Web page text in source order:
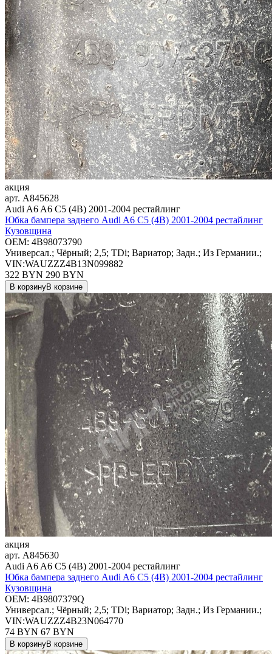
акция
арт. A845628
Audi A6 A6 C5 (4B) 2001-2004 рестайлинг
Юбка бампера заднего Audi A6 C5 (4B) 2001-2004 рестайлинг
Кузовщина
OEM: 4B98073790
Универсал.; Чёрный; 2,5; TDi; Вариатор; Задн.; Из Германии.;
VIN:WAUZZZ4B13N099882
322 BYN 290 BYN
В корзинуВ корзине
акция
арт. A845630
Audi A6 A6 C5 (4B) 2001-2004 рестайлинг
Юбка бампера заднего Audi A6 C5 (4B) 2001-2004 рестайлинг
Кузовщина
OEM: 4B9807379Q
Универсал.; Чёрный; 2,5; TDi; Вариатор; Задн.; Из Германии.;
VIN:WAUZZZ4B23N064770
74 BYN 67 BYN
В корзинуВ корзине